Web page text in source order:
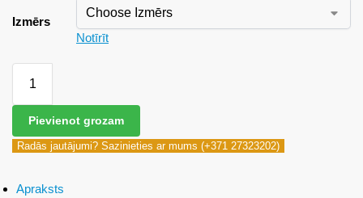
Izmērs
Notīrīt
Pievienot grozam
Radās jautājumi? Sazinieties ar mums (+371 27323202)
Apraksts